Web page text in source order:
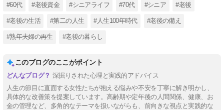
#60代 #老後資金 #シニアライフ #70代 #シニア #老後
#老後の生活 #第二の人生 #人生100年時代 #老後の備え
#熟年夫婦の再生 #老後の暮らし
このブログのここがポイント
深掘りされた心理と実践的アドバイス
人生の節目に直面する女性たちが抱える悩みや不安を丁寧に解き明かし、
具体的な改善策を提案しています。高齢期や定年後の人間関係、健康、お
金の管理など、多角的なテーマを扱いながらも、前向きな視点と実践的な